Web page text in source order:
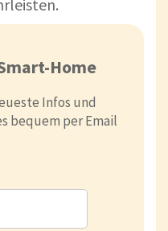
Home
Infos und
bequem per Email